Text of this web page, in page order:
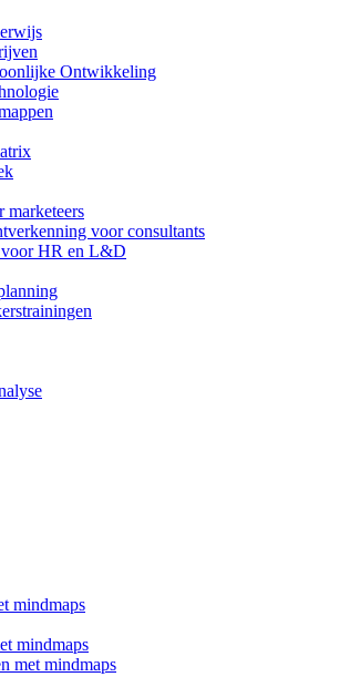
Ontwikkeling
marketeers
voor consultants
voor HR en L&D
mindmaps
mindmaps
met mindmaps